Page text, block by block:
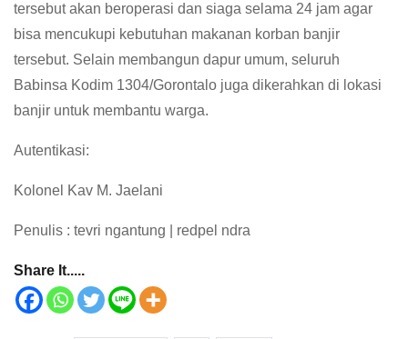
tersebut akan beroperasi dan siaga selama 24 jam agar
bisa mencukupi kebutuhan makanan korban banjir
tersebut. Selain membangun dapur umum, seluruh
Babinsa Kodim 1304/Gorontalo juga dikerahkan di lokasi
banjir untuk membantu warga.
Autentikasi:
Kolonel Kav M. Jaelani
Penulis : tevri ngantung | redpel ndra
Share It.....